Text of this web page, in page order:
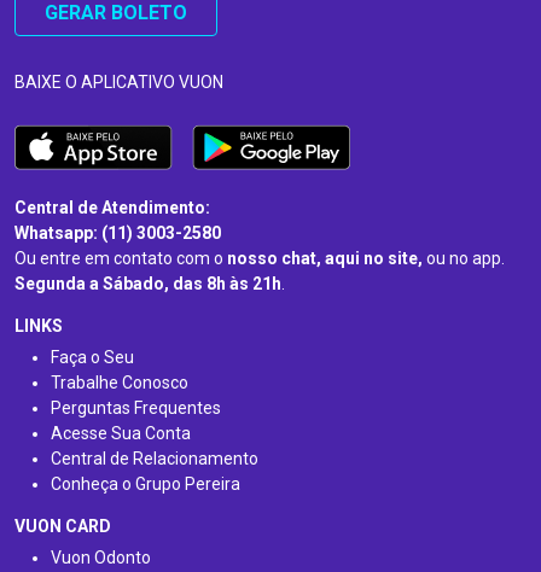
GERAR BOLETO
BAIXE O APLICATIVO VUON
Central de Atendimento:
Whatsapp: (11) 3003-2580
Ou entre em contato com o nosso chat, aqui no site, ou no app.
Segunda a Sábado, das 8h às 21h.
LINKS
Faça o Seu
Trabalhe Conosco
Perguntas Frequentes
Acesse Sua Conta
Central de Relacionamento
Conheça o Grupo Pereira
VUON CARD
Vuon Odonto